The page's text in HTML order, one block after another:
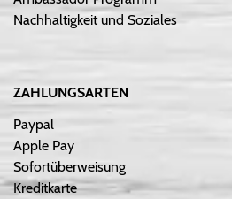
Nachhaltigkeit und Soziales
ZAHLUNGSARTEN
Paypal
Apple Pay
Sofortüberweisung
Kreditkarte